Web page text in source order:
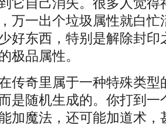
万一出个垃圾属性就白忙
好东西，特别是解除封印
极品属性。
奇里属于一种特殊类型
是随机生成的。你打到一
加魔法，还可能加道术，